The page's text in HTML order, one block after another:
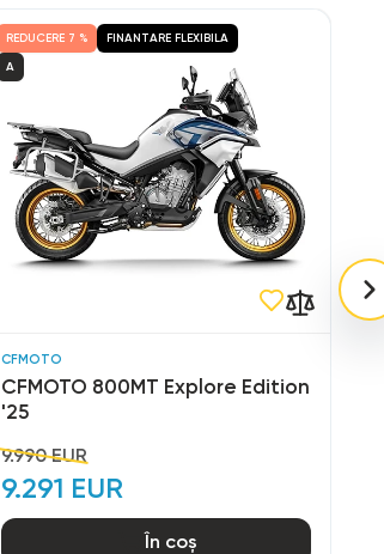
CFMOTO
CFMOTO 800MT Explore Edition
'25
9.990 EUR
9.291 EUR
REDUCERE 7 %
FINANTARE FLEXIBILA
A
În coș